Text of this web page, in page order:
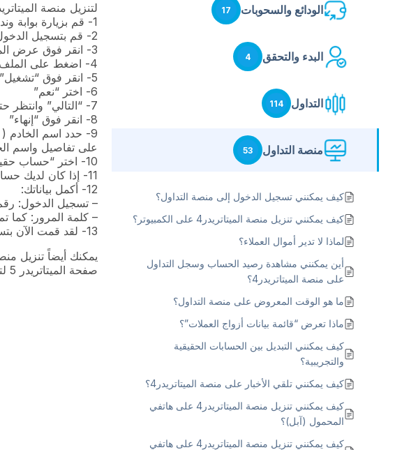
الودائع والسحوبات 17
البدء والتحقق 4
التداول 114
منصة التداول 53
كيف يمكنني تسجيل الدخول إلى منصة التداول؟
كيف يمكنني تنزيل منصة الميتاتريدر4 على الكمبيوتر؟
لماذا لا تدير أموال العملاء؟
أين يمكنني مشاهدة رصيد الحساب وسجل التداول
على منصة الميتاتريدر4؟
ما هو الوقت المعروض على منصة التداول؟
ماذا تعرض “قائمة بيانات أزواج العملات”؟
كيف يمكنني التبديل بين الحسابات الحقيقية
والتجريبية؟
كيف يمكنني تلقي الأخبار على منصة الميتاتريدر4؟
كيف يمكنني تنزيل منصة الميتاتريدر4 على هاتفي
المحمول (آبل)؟
كيف يمكنني تنزيل منصة الميتاتريدر4 على هاتفي
لتنزيل منصة الميتاتريدر 5 على جهاز الحاسوب لديك، ما عليك سوى اتباع الخطوات
1- قم بزيارة بوابة وندسور بروكرز
2- قم بتسجيل الدخول باستخدام عنوان البريد الإلكتروني المسجل وكلمة المرور
3- انقر فوق عرض المزيد “…” ثم انقر فوق “تنزيل” ضمن الميتاتريدر 5 لجهاز الحاسوب
4- اضغط على الملف الذي تم تنزيله في أسفل الصفحة
5- انقر فوق “تشغيل”
6- اختر “نعم”
7- “التالي” وانتظر حتى يكتمل التنزيل
8- انقر فوق “إنهاء”
على تفاصيل واسم
10- اختر “حساب حقيقي جديد” أو “حساب تجريبي جديد” ثم اضغط على “التالي”، سيتم توجيهك بعد ذلك إلى البوابة لإنشاء حساب
11- إذا كان لديك حساب، اضغط على “حساب تداول موجود”
12- أكمل بياناتك:
– تسجيل الدخول:
– كلمة المرور: كما
13- لقد قمت الآن بتسجيل الدخول ويمكنك متابعة التداول
صفحة الميتاتريدر 5 لتنزيل الميتاتريدر 5 لجهاز الحاسوب الشخصي ثم اتبع الخطوات من 5 إلى 14.